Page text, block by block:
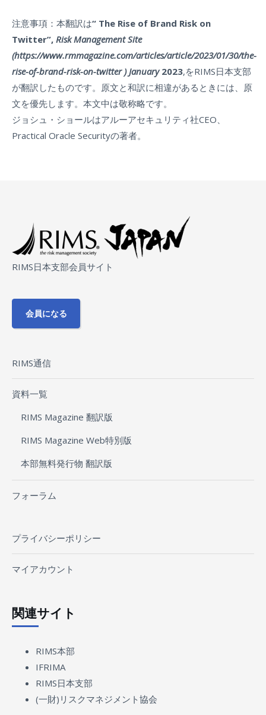
注意事項：本翻訳は“ The Rise of Brand Risk on
Twitter”, Risk Management Site
(https://www.rmmagazine.com/articles/article/2023/01/30/the-
rise-of-brand-risk-on-twitter ) January2023,をRIMS日本支部
が翻訳したものです。原文と和訳に相違があるときには、原
文を優先します。本文中は敬称略です。
ジョシュ・ショールはアルーアセキュリティ社CEO、
Practical Oracle Securityの著者。
RIMS日本支部会員サイト
会員になる
RIMS通信
資料一覧
RIMS Magazine 翻訳版
RIMS Magazine Web特別版
本部無料発行物 翻訳版
フォーラム
プライバシーポリシー
マイアカウント
関連サイト
RIMS本部
IFRIMA
RIMS日本支部
(一財)リスクマネジメント協会